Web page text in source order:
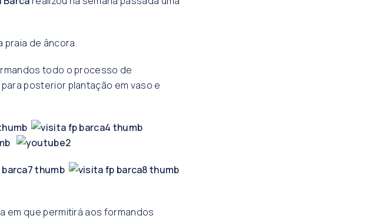
praia de âncora.
todo o processo de
posterior plantação em vaso e
em que permitirá aos formandos